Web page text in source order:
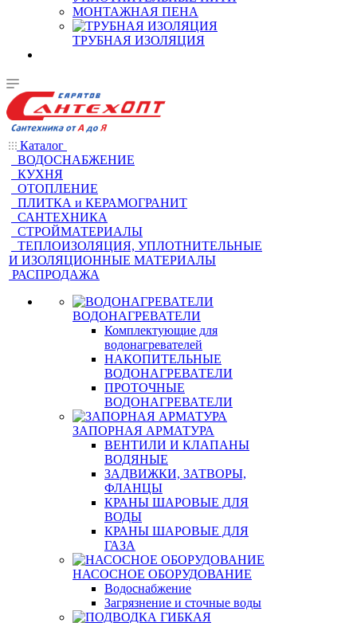
МОНТАЖНАЯ ПЕНА
ТРУБНАЯ ИЗОЛЯЦИЯ
Каталог
ВОДОСНАБЖЕНИЕ
КУХНЯ
ОТОПЛЕНИЕ
ПЛИТКА и КЕРАМОГРАНИТ
САНТЕХНИКА
СТРОЙМАТЕРИАЛЫ
ТЕПЛОИЗОЛЯЦИЯ, УПЛОТНИТЕЛЬНЫЕ
И ИЗОЛЯЦИОННЫЕ МАТЕРИАЛЫ
РАСПРОДАЖА
ВОДОНАГРЕВАТЕЛИ
Комплектующие для
водонагревателей
НАКОПИТЕЛЬНЫЕ
ВОДОНАГРЕВАТЕЛИ
ПРОТОЧНЫЕ
ВОДОНАГРЕВАТЕЛИ
ЗАПОРНАЯ АРМАТУРА
ВЕНТИЛИ И КЛАПАНЫ
ВОДЯНЫЕ
ЗАДВИЖКИ, ЗАТВОРЫ,
ФЛАНЦЫ
КРАНЫ ШАРОВЫЕ ДЛЯ
ВОДЫ
КРАНЫ ШАРОВЫЕ ДЛЯ
ГАЗА
НАСОСНОЕ ОБОРУДОВАНИЕ
Водоснабжение
Загрязнение и сточные воды